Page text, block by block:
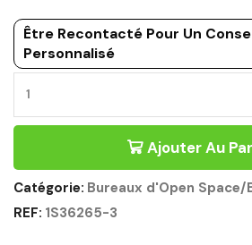
Être Recontacté Pour Un
Personnalisé
Ajouter Au
Catégorie: Bureaux d'Open Space/
REF: 1S36265-3